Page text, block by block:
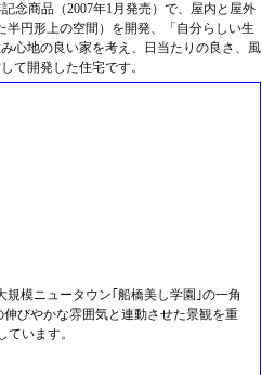
念商品（2007年1月発売）で、屋内と屋外
半円形上の空間）を開発、「自分らしい生
心地の良い家を考え、日当たりの良さ、風
て開発した住宅です。
規模ニュータウン｢船橋美し学園｣の一角
びやかな雰囲気と連動させた景観を重
います。